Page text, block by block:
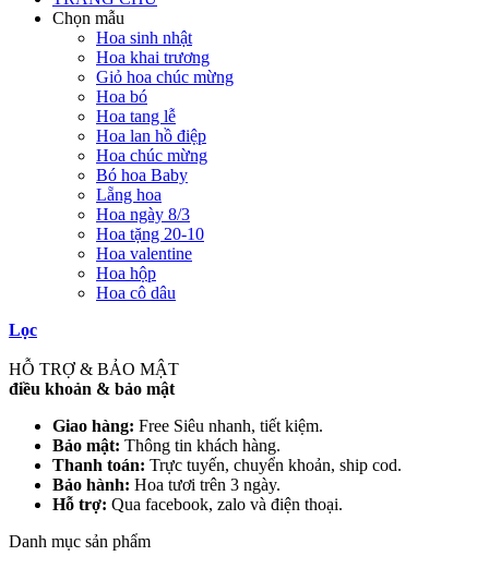
Chọn mẫu
Hoa sinh nhật
Hoa khai trương
Giỏ hoa chúc mừng
Hoa bó
Hoa tang lễ
Hoa lan hồ điệp
Hoa chúc mừng
Bó hoa Baby
Lẵng hoa
Hoa ngày 8/3
Hoa tặng 20-10
Hoa valentine
Hoa hộp
Hoa cô dâu
Lọc
HỖ TRỢ & BẢO MẬT
điều khoản & bảo mật
Giao hàng: Free Siêu nhanh, tiết kiệm.
Bảo mật: Thông tin khách hàng.
Thanh toán: Trực tuyến, chuyển khoản, ship cod.
Bảo hành: Hoa tươi trên 3 ngày.
Hỗ trợ: Qua facebook, zalo và điện thoại.
Danh mục sản phẩm